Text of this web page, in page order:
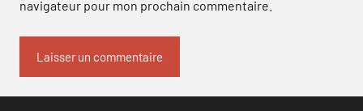
navigateur pour mon prochain commentaire.